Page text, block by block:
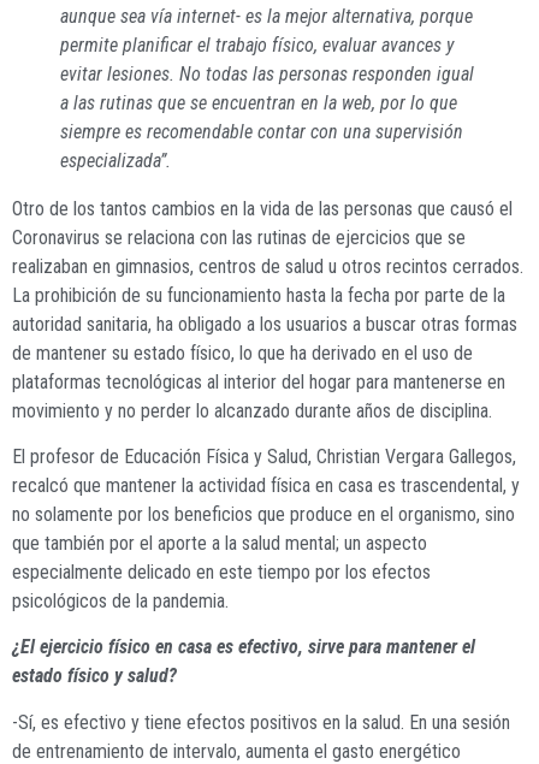
aunque sea vía internet- es la mejor alternativa, porque
permite planificar el trabajo físico, evaluar avances y
evitar lesiones. No todas las personas responden igual
a las rutinas que se encuentran en la web, por lo que
siempre es recomendable contar con una supervisión
especializada”.
Otro de los tantos cambios en la vida de las personas que causó el
Coronavirus se relaciona con las rutinas de ejercicios que se
realizaban en gimnasios, centros de salud u otros recintos cerrados.
La prohibición de su funcionamiento hasta la fecha por parte de la
autoridad sanitaria, ha obligado a los usuarios a buscar otras formas
de mantener su estado físico, lo que ha derivado en el uso de
plataformas tecnológicas al interior del hogar para mantenerse en
movimiento y no perder lo alcanzado durante años de disciplina.
El profesor de Educación Física y Salud, Christian Vergara Gallegos,
recalcó que mantener la actividad física en casa es trascendental, y
no solamente por los beneficios que produce en el organismo, sino
que también por el aporte a la salud mental; un aspecto
especialmente delicado en este tiempo por los efectos
psicológicos de la pandemia.
¿El ejercicio físico en casa es efectivo, sirve para mantener el
estado físico y salud?
-Sí, es efectivo y tiene efectos positivos en la salud. En una sesión
de entrenamiento de intervalo, aumenta el gasto energético